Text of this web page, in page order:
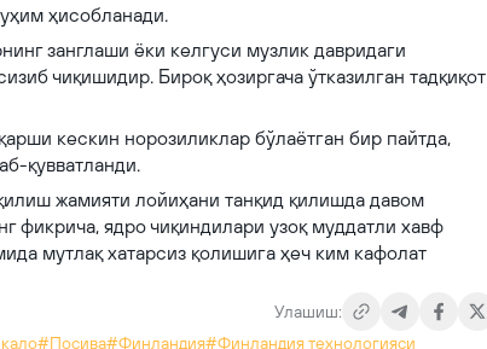
ҳисобланади.
занглаши ёки келгуси музлик давридаги
чиқишидир. Бироқ ҳозиргача ўтказилган тадқиқот
кескин норозиликлар бўлаётган бир пайтда,
қувватланди.
жамияти лойиҳани танқид қилишда давом
фикрича, ядро чиқиндилари узоқ муддатли хавф
мутлақ хатарсиз қолишига ҳеч ким кафолат
Улашиш:
#Посива#Финландия#Финландия технологияси